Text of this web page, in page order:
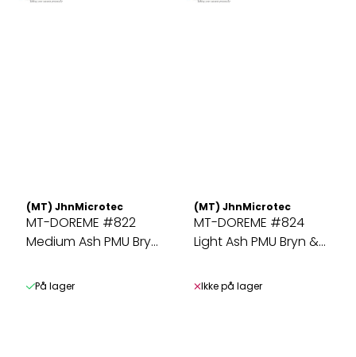
(MT) JhnMicrotec
MT-DOREME #822
Medium Ash PMU Bryn
På lager
(MT) JhnMicrotec
MT-DOREME #824
Light Ash PMU Bryn &
Ikke på lager